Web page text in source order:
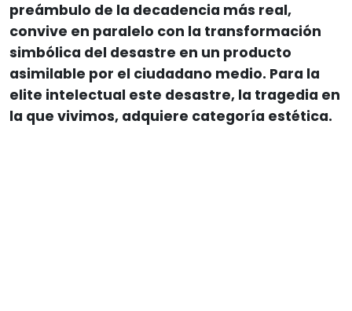
preámbulo de la decadencia más real,
convive en paralelo con la transformación
simbólica del desastre en un producto
asimilable por el ciudadano medio. Para la
elite intelectual este desastre, la tragedia en
la que vivimos, adquiere categoría estética.